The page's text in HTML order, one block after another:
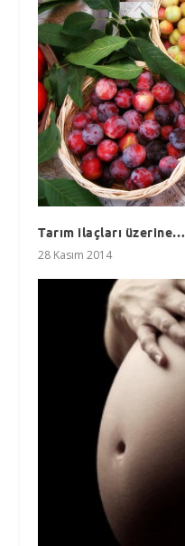
Tarım ilaçları üzerine…
28 Kasım 2014